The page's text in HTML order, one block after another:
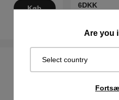
Are you
Select country
Køb 6DKK